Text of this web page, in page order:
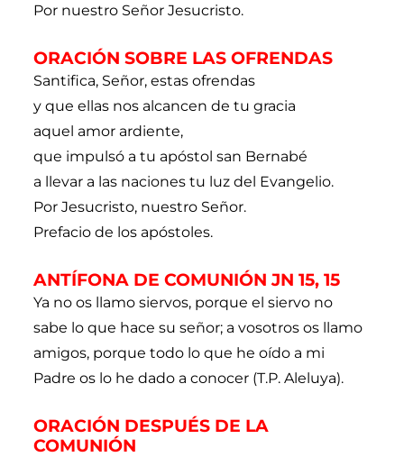
Por nuestro Señor Jesucristo.
ORACIÓN SOBRE LAS OFRENDAS
Santifica, Señor, estas ofrendas
y que ellas nos alcancen de tu gracia
aquel amor ardiente,
que impulsó a tu apóstol san Bernabé
a llevar a las naciones tu luz del Evangelio.
Por Jesucristo, nuestro Señor.
Prefacio de los apóstoles.
ANTÍFONA DE COMUNIÓN JN 15, 15
Ya no os llamo siervos, porque el siervo no
sabe lo que hace su señor; a vosotros os llamo
amigos, porque todo lo que he oído a mi
Padre os lo he dado a conocer (T.P. Aleluya).
ORACIÓN DESPUÉS DE LA
COMUNIÓN